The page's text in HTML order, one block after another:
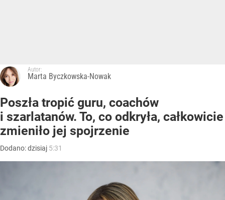
Autor:
Marta Byczkowska-Nowak
Poszła tropić guru, coachów
i szarlatanów. To, co odkryła, całkowicie
zmieniło jej spojrzenie
Dodano:dzisiaj 5:31